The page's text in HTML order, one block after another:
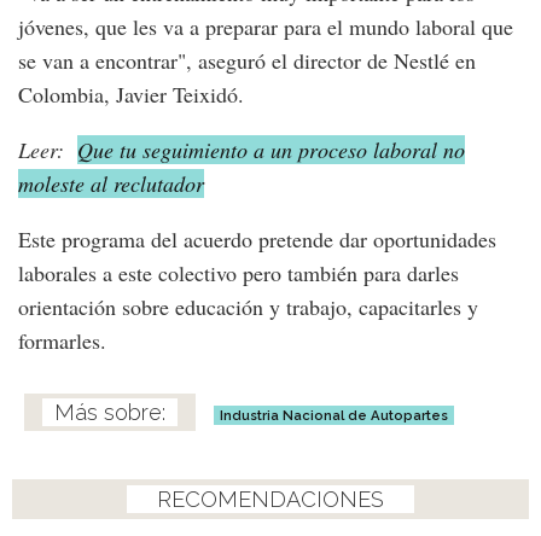
jóvenes, que les va a preparar para el mundo laboral que
se van a encontrar", aseguró el director de Nestlé en
Colombia, Javier Teixidó.
Leer: Que tu seguimiento a un proceso laboral no
moleste al reclutador
Este programa del acuerdo pretende dar oportunidades
laborales a este colectivo pero también para darles
orientación sobre educación y trabajo, capacitarles y
formarles.
Industria Nacional de Autopartes
RECOMENDACIONES